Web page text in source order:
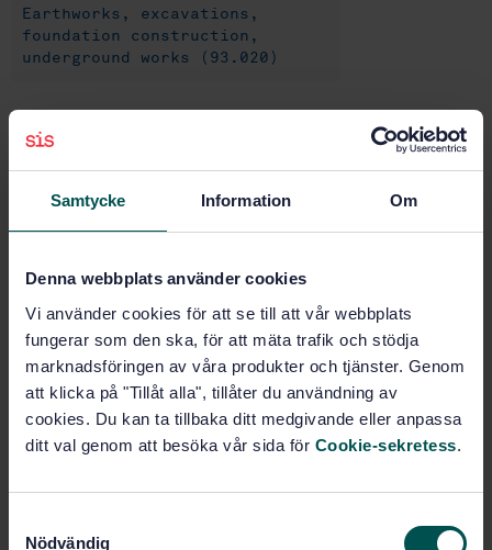
Samtycke Information Om
Denna webbplats använder cookies
Vi använder cookies för att se till att vår webbplats
fungerar som den ska, för att mäta trafik och stödja
marknadsföringen av våra produkter och tjänster. Genom
att klicka på "Tillåt alla", tillåter du användning av
cookies. Du kan ta tillbaka ditt medgivande eller anpassa
ditt val genom att besöka vår sida för Cookie-sekretess.
Nödvändig
Earthworks, excavations,
foundation construction,
underground works (93.020)
Buy this standard
STANDARD
SWEDISH STANDARD
groundwork support - Part 1: Product specification
Subscribe on standards - Read more
Price:
PDF
Show more